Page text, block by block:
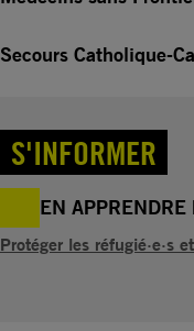
Secours Catholique-
S'INFORMER
EN
Protéger les réfugié·e·s